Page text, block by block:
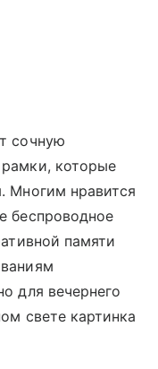
сочную
которые
Многим нравится
беспроводное
памяти
для вечернего
свете картинка